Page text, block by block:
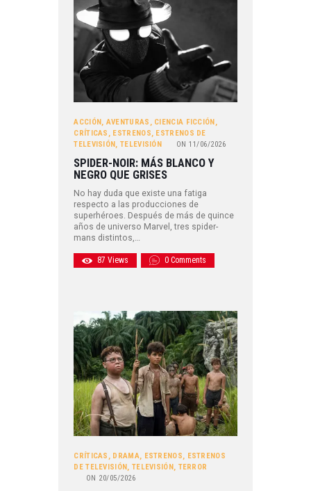
ACCIÓN , AVENTURAS , CIENCIA FICCIÓN ,
CRÍTICAS , ESTRENOS, ESTRENOS DE
TELEVISIÓN , TELEVISIÓN ON 11/06/2026
SPIDER-NOIR: MÁS BLANCO Y
NEGRO QUE GRISES
No hay duda que existe una fatiga
respecto a las producciones de
superhéroes. Después de más de quince
años de universo Marvel, tres spider-
mans distintos,…
87 Views 0 Comments
CRÍTICAS , DRAMA, ESTRENOS, ESTRENOS
DE TELEVISIÓN, TELEVISIÓN, TERROR
ON 20/05/2026